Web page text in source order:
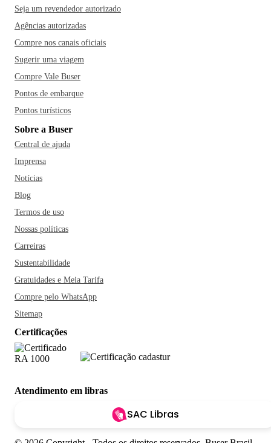
Seja um revendedor autorizado
Agências autorizadas
Compre nos canais oficiais
Sugerir uma viagem
Compre Vale Buser
Pontos de embarque
Pontos turísticos
Sobre a Buser
Central de ajuda
Imprensa
Notícias
Blog
Termos de uso
Nossas políticas
Carreiras
Sustentabilidade
Gratuidades e Meia Tarifa
Compre pelo WhatsApp
Sitemap
Certificações
Atendimento em libras
SAC Libras